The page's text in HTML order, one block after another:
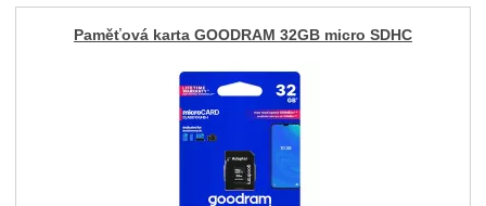
Paměťová karta GOODRAM 32GB micro SDHC